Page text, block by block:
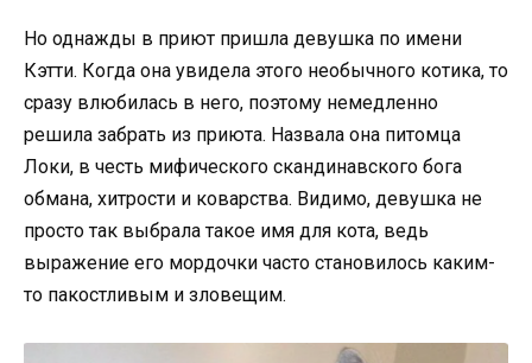
Но однажды в приют пришла девушка по имени
Кэтти. Когда она увидела этого необычного котика, то
сразу влюбилась в него, поэтому немедленно
решила забрать из приюта. Назвала она питомца
Локи, в честь мифического скандинавского бога
обмана, хитрости и коварства. Видимо, девушка не
просто так выбрала такое имя для кота, ведь
выражение его мордочки часто становилось каким-
то пакостливым и зловещим.